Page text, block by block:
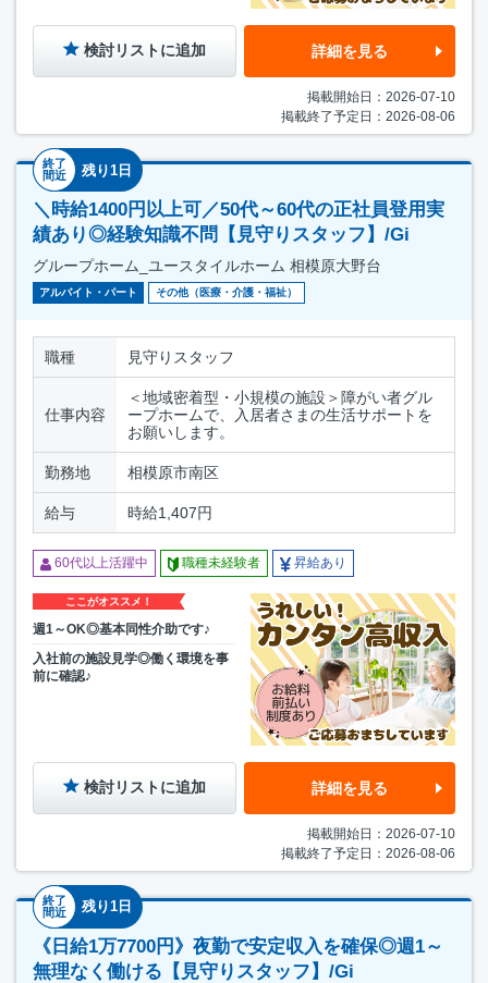
検討リストに追加 詳細を見る
掲載開始日：2026-07-10
掲載終了予定日：2026-08-06
終了
間近
残り1日
＼時給1400円以上可／50代～60代の正社員登用実
績あり◎経験知識不問【見守りスタッフ】/Gi
グループホーム_ユースタイルホーム 相模原大野台
アルバイト・パート その他（医療・介護・福祉）
職種 見守りスタッフ
仕事内容
＜地域密着型・小規模の施設＞障がい者グル
ープホームで、入居者さまの生活サポートを
お願いします。
勤務地 相模原市南区
給与 時給1,407円
60代以上活躍中 職種未経験者 昇給あり
ここがオススメ！
週1～OK◎基本同性介助です♪
入社前の施設見学◎働く環境を事
前に確認♪
検討リストに追加 詳細を見る
掲載開始日：2026-07-10
掲載終了予定日：2026-08-06
終了
間近
残り1日
《日給1万7700円》夜勤で安定収入を確保◎週1～
無理なく働ける【見守りスタッフ】/Gi